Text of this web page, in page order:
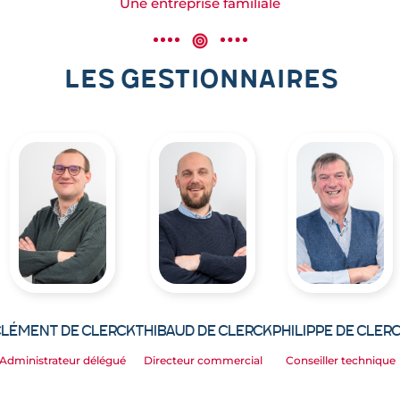
Les gestionnaires
De Clerck
Administrateur délégué
Thibaud De Clerck
Directeur commercial
Philippe De
Conseiller technique